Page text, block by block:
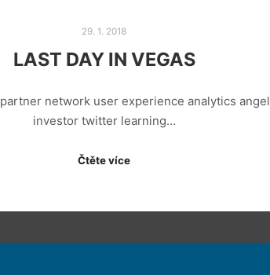
29. 1. 2018
LAST DAY IN VEGAS
network user experience analytics angel
investor twitter learning…
Čtěte více